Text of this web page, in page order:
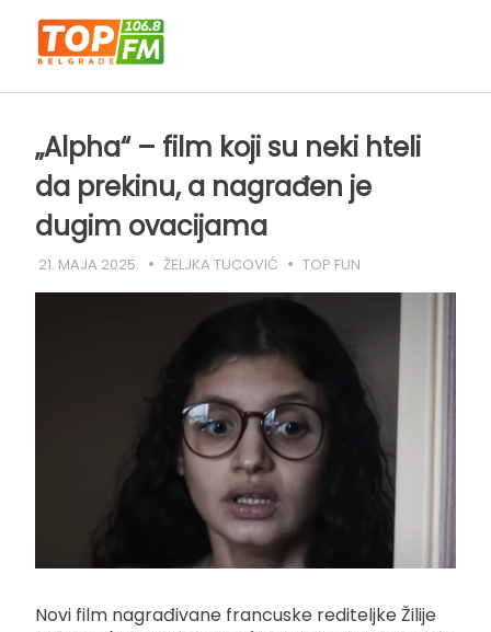
content
„Alpha“ – film koji su neki hteli
da prekinu, a nagrađen je
dugim ovacijama
21. MAJA 2025. ŽELJKA TUCOVIĆ TOP FUN
Novi film nagrađivane francuske rediteljke Žilije